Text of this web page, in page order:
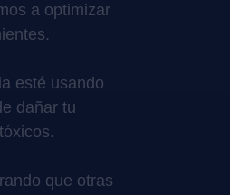
a optimizar
esté usando
dañar tu
que otras